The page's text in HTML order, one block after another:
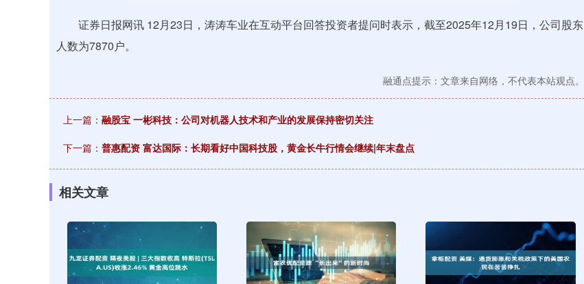
证券日报网讯 12月23日，涛涛车业在互动平台回答投资者提问时表示，截至2025年12月19日，公司股东
人数为7870户。
融通点提示：文章来自网络，不代表本站观点。
上一篇： 融股宝 一彬科技：公司对机器人技术和产业的发展保持密切关注
下一篇： 普惠配资 富达国际：长期看好中国科技股，黄金长牛行情会继续|年末盘点
相关文章